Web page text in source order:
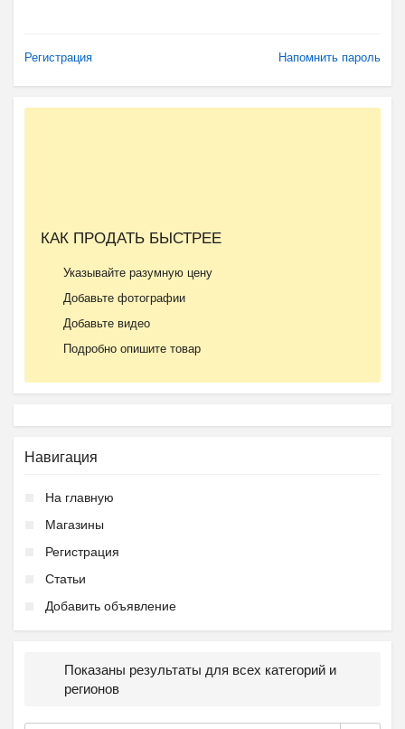
Регистрация Напомнить пароль
КАК ПРОДАТЬ БЫСТРЕЕ
Указывайте разумную цену
Добавьте фотографии
Добавьте видео
Подробно опишите товар
Навигация
На главную
Магазины
Регистрация
Статьи
Добавить объявление
Показаны результаты для всех категорий и
регионов